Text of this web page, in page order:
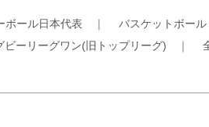
ボール日本代表 ｜ バスケットボール
ビーリーグワン(旧トップリーグ) ｜